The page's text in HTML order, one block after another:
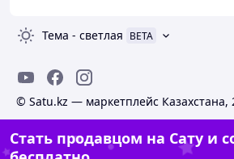
Тема - светлая BETA
© Satu.kz — маркетплейс Казахстана,
Стать продавцом на Сату и